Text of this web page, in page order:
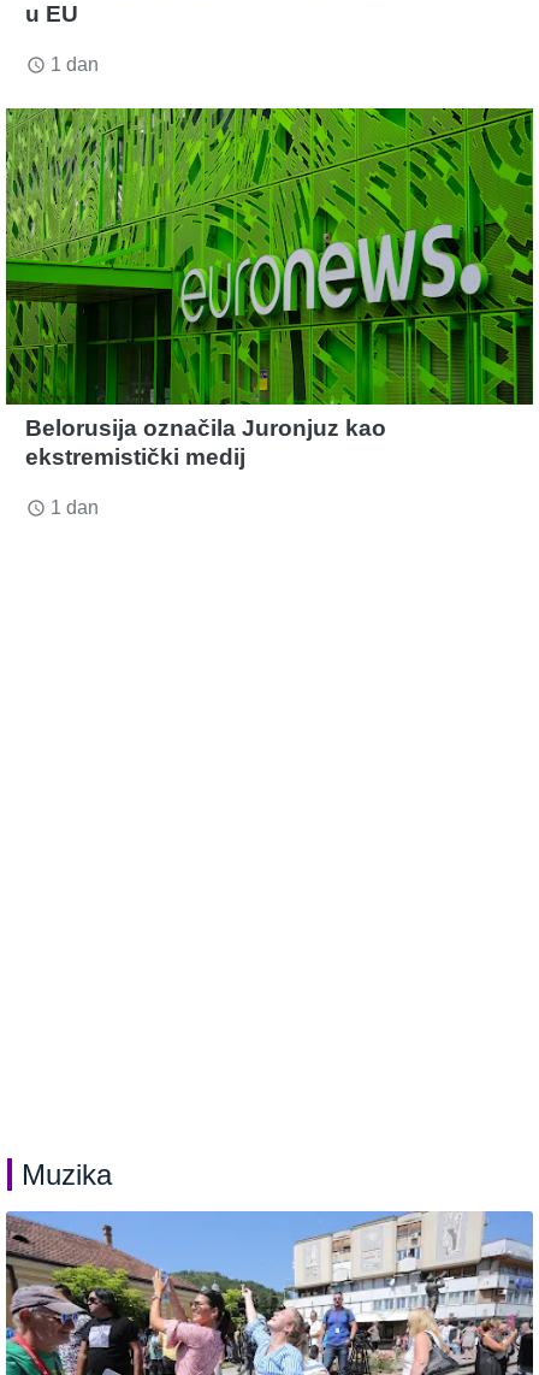
u EU
access_time 1 dan
Belorusija označila Juronjuz kao
ekstremistički medij
access_time 1 dan
Muzika